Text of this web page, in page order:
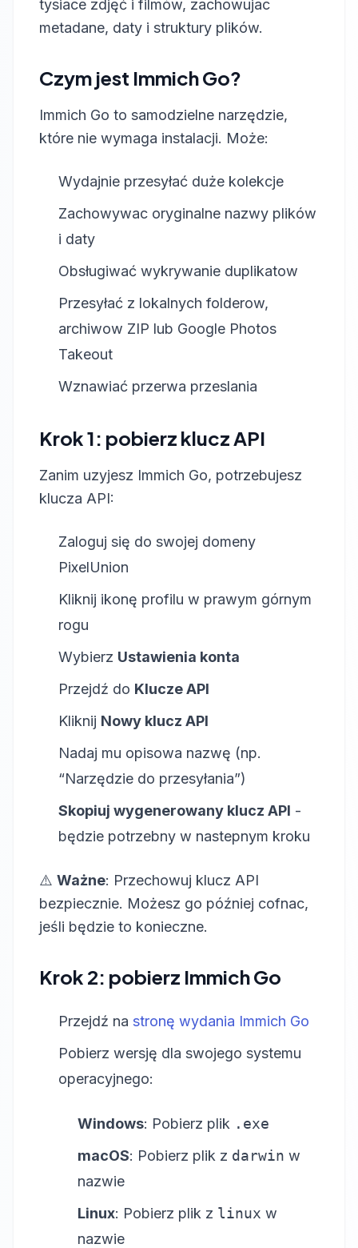
tysiace zdjęć i filmów, zachowujac
metadane, daty i struktury plików.
Czym jest Immich Go?
Immich Go to samodzielne narzędzie,
które nie wymaga instalacji. Może:
Wydajnie przesyłać duże kolekcje
Zachowywac oryginalne nazwy plików
i daty
Obsługiwać wykrywanie duplikatow
Przesyłać z lokalnych folderow,
archiwow ZIP lub Google Photos
Takeout
Wznawiać przerwa przeslania
Krok 1: pobierz klucz API
Zanim uzyjesz Immich Go, potrzebujesz
klucza API:
Zaloguj się do swojej domeny
PixelUnion
Kliknij ikonę profilu w prawym górnym
rogu
Wybierz Ustawienia konta
Przejdź do Klucze API
Kliknij Nowy klucz API
Nadaj mu opisowa nazwę (np.
“Narzędzie do przesyłania”)
Skopiuj wygenerowany klucz API -
będzie potrzebny w nastepnym kroku
⚠️ Ważne: Przechowuj klucz API
bezpiecznie. Możesz go później cofnac,
jeśli będzie to konieczne.
Krok 2: pobierz Immich Go
Przejdź na stronę wydania Immich Go
Pobierz wersję dla swojego systemu
operacyjnego:
Windows: Pobierz plik .exe
macOS: Pobierz plik z darwin w
nazwie
Linux: Pobierz plik z linux w
nazwie